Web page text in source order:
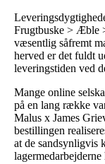
Frugtbuske > Æble
væsentlig såfremt
herved er det fuldt
leveringstiden ved
Mange online
på en lang række
Malus x James
bestillingen
at de sandsynligvis
lagermedarbejderne